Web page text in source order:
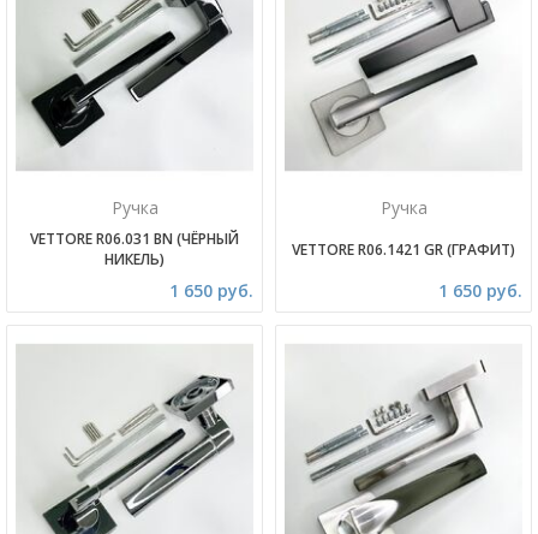
Ручка
VETTORE R06.031 BN (ЧЁРНЫЙ
НИКЕЛЬ)
1 650 руб.
Ручка
VETTORE R06.1421 GR (ГРАФИТ)
1 650 руб.